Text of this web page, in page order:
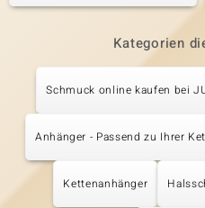
Kategorien
Schmuck online kaufen bei
Anhänger - Passend zu Ihrer
Kettenanhänger